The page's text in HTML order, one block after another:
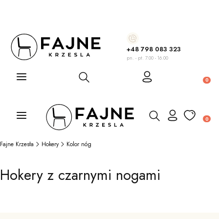
+48 798 083 323
pn. - pt. 7.00 - 16.00
Otwórz wyszukiwarkę
Otwórz wyszukiwarkę
Fajne Krzesła Hokery Kolor nóg
Hokery z czarnymi nogami